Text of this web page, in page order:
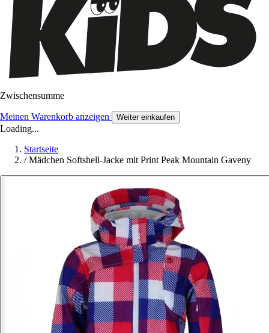
Zwischensumme
Meinen Warenkorb anzeigen Weiter einkaufen
Loading...
Startseite
/ Mädchen Softshell-Jacke mit Print Peak Mountain Gaveny